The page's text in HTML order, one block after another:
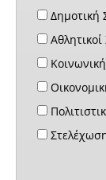
Δημοτική